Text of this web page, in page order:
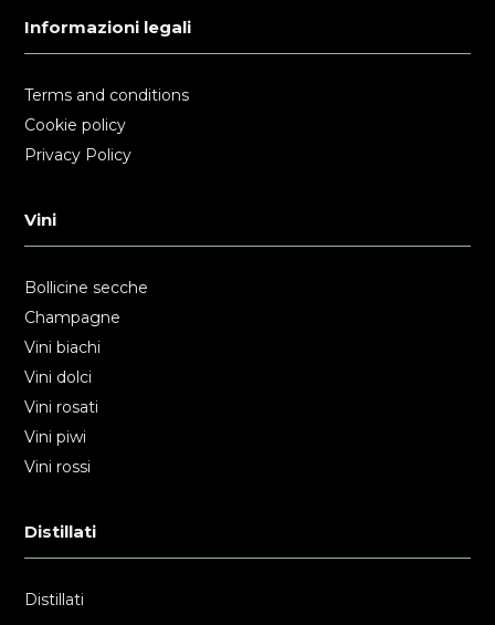
Informazioni legali
Terms and conditions
Cookie policy
Privacy Policy
Vini
Bollicine secche
Champagne
Vini biachi
Vini dolci
Vini rosati
Vini piwi
Vini rossi
Distillati
Distillati